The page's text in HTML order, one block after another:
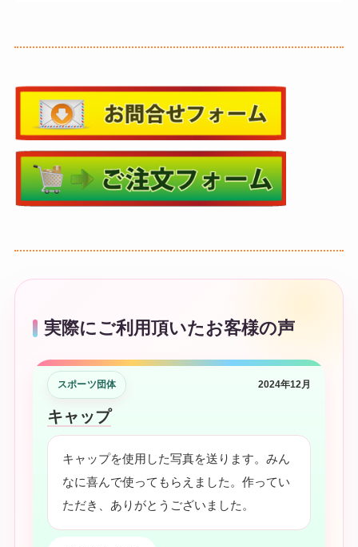
実際にご利用頂いたお客様の声
スポーツ団体 2024年12月
キャップ
キャップを使用した写真を送ります。みん
なに喜んで使ってもらえました。作ってい
ただき、ありがとうございました。